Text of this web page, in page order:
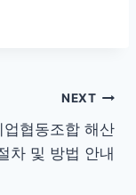
NEXT
업협동조합 해산
차 및 방법 안내